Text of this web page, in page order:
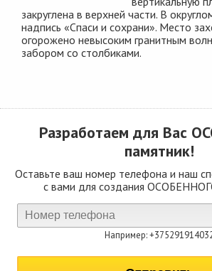
закруглена в верхней части. В
надпись «Спаси и сохрани». Место
огорожено невысоким гранитным
забором со столбиками.
Разработаем для Вас
памятник!
Оставьте ваш номер телефона и наш
с вами для создания
Например: